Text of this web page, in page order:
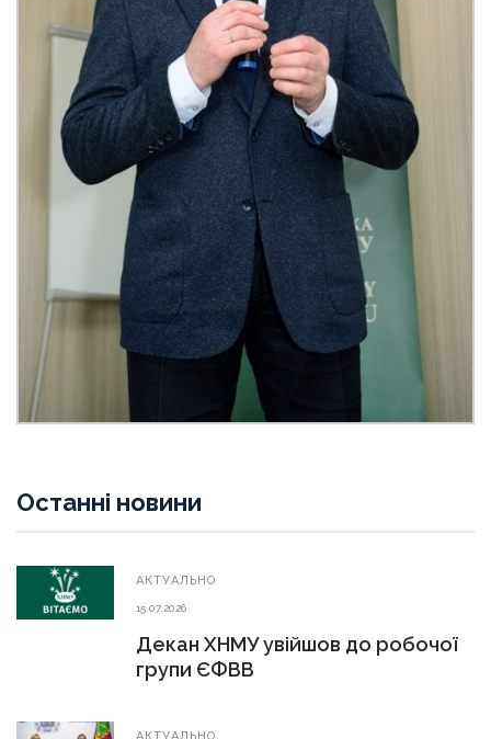
Останні новини
АКТУАЛЬНО
15.07.2026
Декан ХНМУ увійшов до робочої
групи ЄФВВ